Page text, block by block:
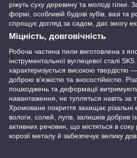
ріжуть суху деревину та молоді гілки.
формі, особливій будові зубів, вазі та
спрощує догляд за садом, дає змогу
Міцність, довговічність
Робоча частина пили виготовлена з
інструментальної вуглецевої сталі
характеризується високою твердістю
доброю в’язкістю та зносостійкістю.
пошкоджень та деформації
навантаження, не тупляться навіть за
Хромоване покриття захищає різальні
вологи, солей, лугів, залишків добрив
активних речовин, що містяться в
корозії металу й забезпечує велику